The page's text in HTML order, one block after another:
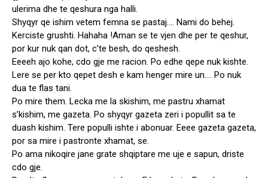
ulerima dhe te qeshura nga halli.
Shyqyr qe ishim vetem femna se pastaj…. Nami do behej.
Kerciste grushti. Hahaha !Aman se te vjen dhe per te qeshur,
por kur nuk qan dot, c’te besh, do qeshesh.
Eeeeh ajo kohe, cdo gje me racion. Po edhe qepe nuk kishte.
Lere se per kto qepet desh e kam henger mire un…. Po nuk
dua te flas tani.
Po mire them. Lecka me la skishim, me pastru xhamat
s’kishim, me gazeta. Po shyqyr gazeta zeri i popullit sa te
duash kishim. Tere populli ishte i abonuar. Eeee gazeta gazeta,
por sa mire i pastronte xhamat, se.
Po ama nikoqire jane grate shqiptare me uje e sapun, driste
cdo gje.